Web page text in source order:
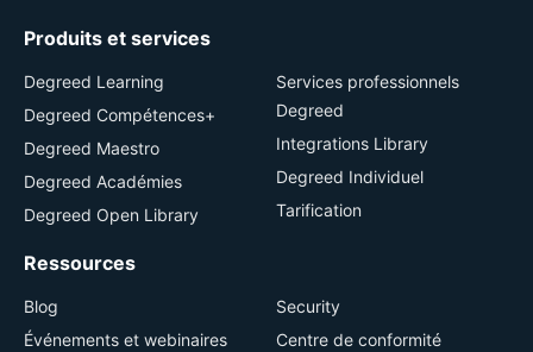
Produits et services
Degreed Learning
Degreed Compétences+
Degreed Maestro
Degreed Académies
Degreed Open Library
Services professionnels
Degreed
Integrations Library
Degreed Individuel
Tarification
Ressources
Blog
Événements et webinaires
Security
Centre de conformité